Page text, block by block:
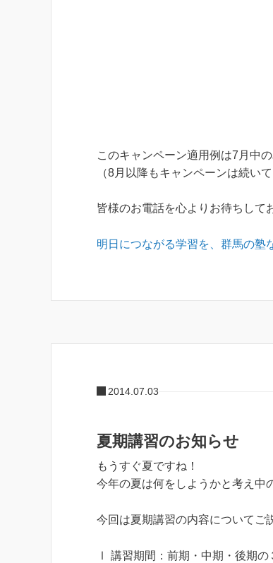
このキャンペーン適用例は7月中の
（8月以降もキャンペーンは続い
皆様のお電話を心よりお待ちして
明日につながる学習を、群馬の塾
2014.07.03
夏期講習のお知らせ
もうすぐ夏ですね！
今年の夏は何をしようかと考え中
今回は夏期講習の内容についてご
Ⅰ 講習期間：前期・中期・後期の